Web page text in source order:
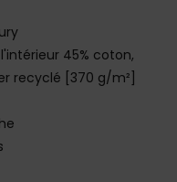
45% coton,
recyclé [370 g/m²]